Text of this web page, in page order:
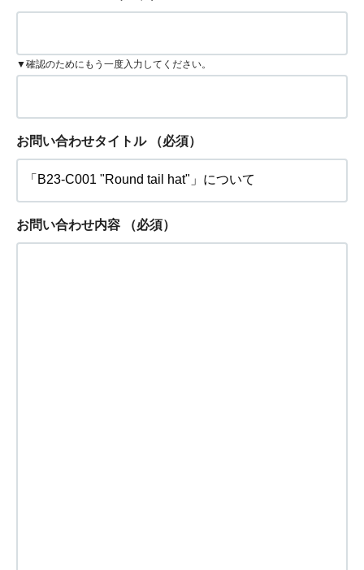
▼確認のためにもう一度入力してください。
お問い合わせタイトル （必須）
お問い合わせ内容 （必須）